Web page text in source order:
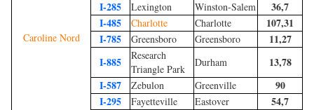
Caroline Nord
I-285 Lexington Winston-Salem
36,7
I-485
Charlotte Charlotte
107,31
I-785
Greensboro Greensboro
11,27
I-885
Research
Triangle Park
Durham
13,78
I-587
Zebulon Greenville
90
I-295
Fayetteville Eastover
54,7